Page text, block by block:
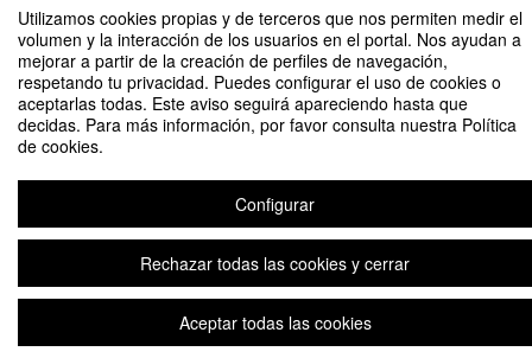
Utilizamos cookies propias y de terceros que nos permiten medir el
volumen y la interacción de los usuarios en el portal. Nos ayudan a
mejorar a partir de la creación de perfiles de navegación,
respetando tu privacidad. Puedes configurar el uso de cookies o
aceptarlas todas. Este aviso seguirá apareciendo hasta que
decidas. Para más información, por favor consulta nuestra Política
de cookies.
Configurar
Rechazar todas las cookies y cerrar
Aceptar todas las cookies
Abr '24
11
14:30Fecha de fin
Contacto
Plataforma de organización de eventos Symposium